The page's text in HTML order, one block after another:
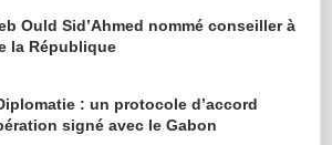
Ould Sid’Ahmed nommé conseiller à
la République
: un protocole d’accord
signé avec le Gabon